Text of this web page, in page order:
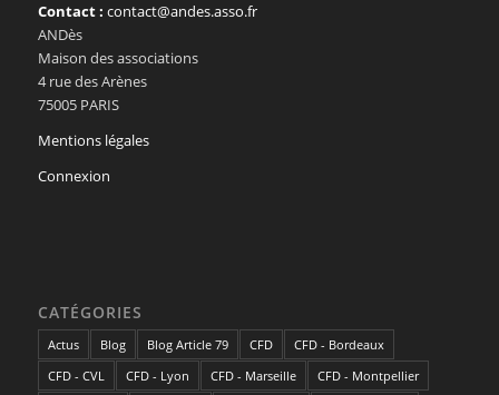
Contact : contact@andes.asso.fr
ANDès
Maison des associations
4 rue des Arènes
75005 PARIS
Mentions légales
Connexion
CATÉGORIES
Actus Blog Blog Article 79 CFD
CFD - Bordeaux
CFD - CVL
CFD - Lyon CFD - Marseille CFD - Montpellier